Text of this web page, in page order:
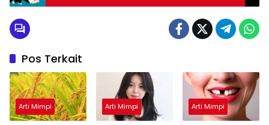
Pos Terkait
Arti Mimpi Arti Mimpi Arti Mimpi